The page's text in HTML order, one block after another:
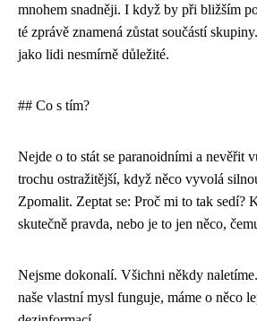
mnohem snadněji. I když by při bližším
té zprávě znamená zůstat součástí
jako lidi nesmírně důležité.
## Co s tím?
Nejde o to stát se paranoidními a nevěřit
trochu ostražitější, když něco vyvolá
Zpomalit. Zeptat se: Proč mi to tak sedí?
skutečně pravda, nebo je to jen něco,
Nejsme dokonalí. Všichni někdy
naše vlastní mysl funguje, máme o něco